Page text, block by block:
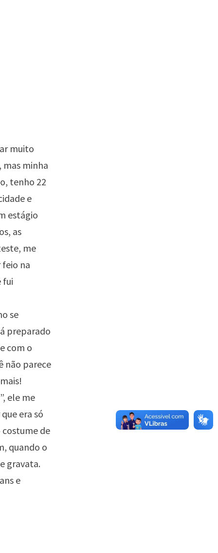
muito
mas minha
tenho 22
e
estágio
as
me
na
fui
se
preparado
com o
não parece
ele me
era só
costume de
quando o
gravata.
e